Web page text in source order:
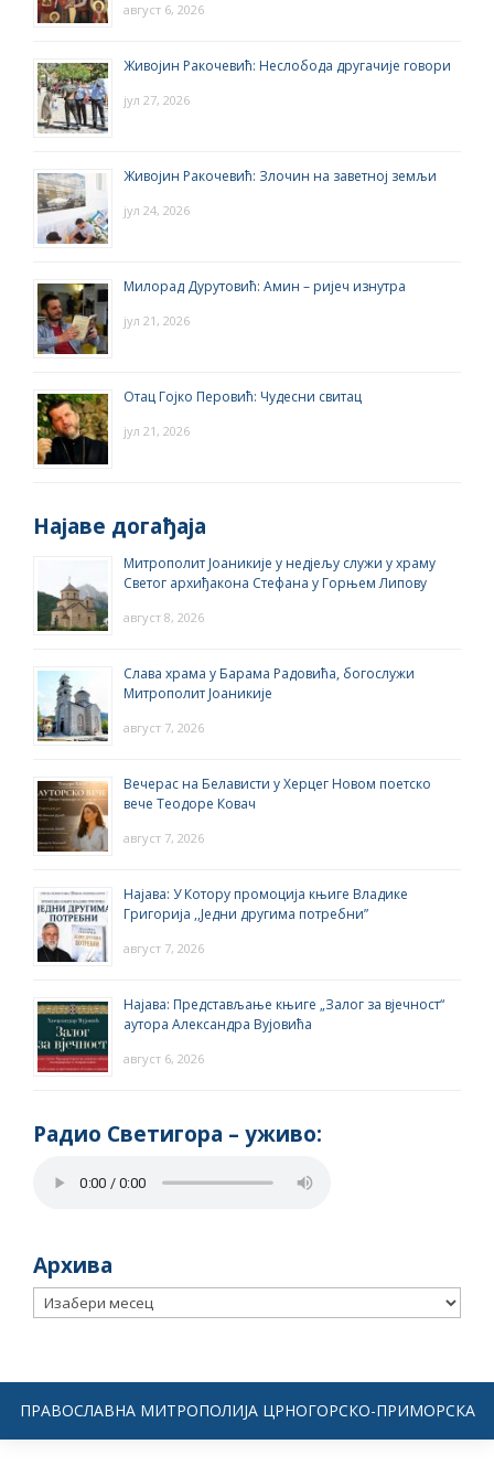
август 6, 2026
Живојин Ракочевић: Неслобода другачије говори
јул 27, 2026
Живојин Ракочевић: Злочин на заветној земљи
јул 24, 2026
Милорад Дурутовић: Амин – ријеч изнутра
јул 21, 2026
Отац Гојко Перовић: Чудесни свитац
јул 21, 2026
Најаве догађаја
Митрополит Јоаникије у недјељу служи у храму
Светог архиђакона Стефана у Горњем Липову
август 8, 2026
Слава храма у Барама Радовића, богослужи
Митрополит Јоаникије
август 7, 2026
Вечерас на Белависти у Херцег Новом поетско
вече Теодоре Ковач
август 7, 2026
Најава: У Котору промоција књиге Владике
Григорија ,,Једни другима потребни”
август 7, 2026
Најава: Представљање књиге „Залог за вјечност“
аутора Александра Вујовића
август 6, 2026
Радио Светигора – yживо:
Архива
Архива
ПРАВОСЛАВНА МИТРОПОЛИЈА ЦРНОГОРСКО-ПРИМОРСКА